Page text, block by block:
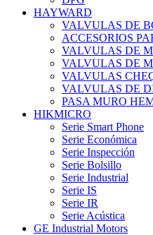
HAYWARD
VALVULAS DE
ACCESORIOS
VALVULAS DE
VALVULAS DE
VALVULAS
VALVULAS DE
PASA MURO
HIKMICRO
Serie Smart Phone
Serie Económica
Serie Inspección
Serie Bolsillo
Serie Industrial
Serie IS
Serie IR
Serie Acústica
GE Industrial Motors